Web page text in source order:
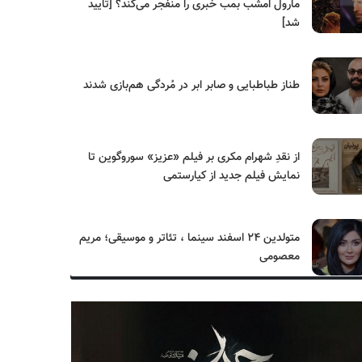
مارول امشب بمب خبری را منفجر می‌کند؟ [تایید
شد]
طناز طباطبایی و صابر ابر در مُردگی هم‌بازی شدند
از نقدِ شهرام مکری بر فیلم «عزیز» سوروگوین تا
نمایش فیلم جدید از کیارستمی
متولدین ۲۴ اسفند سینما ، تئاتر و موسیقی؛ مریم
معصومی